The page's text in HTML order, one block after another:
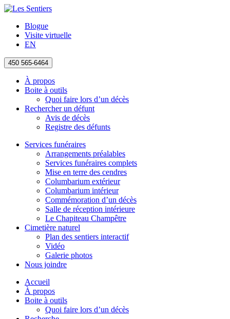
Blogue
Visite virtuelle
EN
450 565-6464
À propos
Boite à outils
Quoi faire lors d’un décès
Rechercher un défunt
Avis de décès
Registre des défunts
Services funéraires
Arrangements préalables
Services funéraires complets
Mise en terre des cendres
Columbarium extérieur
Columbarium intérieur
Commémoration d’un décès
Salle de réception intérieure
Le Chapiteau Champêtre
Cimetière naturel
Plan des sentiers interactif
Vidéo
Galerie photos
Nous joindre
Accueil
À propos
Boite à outils
Quoi faire lors d’un décès